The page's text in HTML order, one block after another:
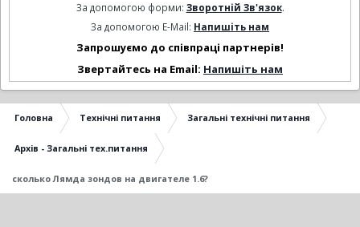
За допомогою форми: Зворотній Зв'язок.
За допомогою E-Mail: Напишіть нам
Запрошуємо до співпраці партнерів!
Звертайтесь на Email: Напишіть нам
Головна Технічні питання Загальні технічні питання
Архів - Загальні тех.питання
сколько Лямда зондов на двигателе 1.6?